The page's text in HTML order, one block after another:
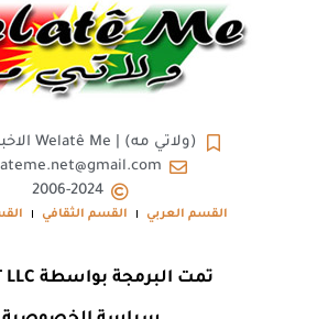
(ولاتي مه) | Welatê Me الاخباري الكور
2006-2024
القسم العربي القسم الثقافي
تمت البرمجة بواسطة RAR-IT LLC